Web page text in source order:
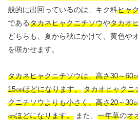
般的に出回っているのは、キク科ヒャ
であるタカネヒャクニチソウやタカオ
どちらも、夏から秋にかけて、黄色や
を咲かせます。
タカネヒャクニチソウは、高さ30～60
15㎝ほどになります。 タカオヒャクニ
クニチソウよりも小さく、高さ20～30
㎝ほどになります。 また、 一年草のオ